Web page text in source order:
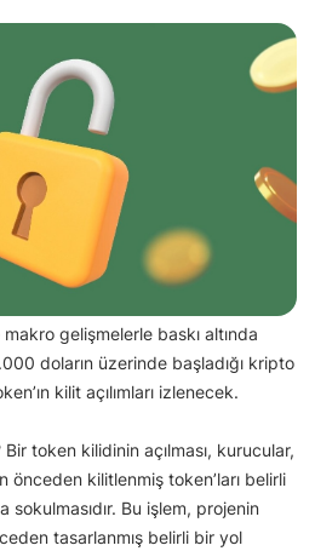
makro gelişmelerle baskı altında
doların üzerinde başladığı kripto
kilit açılımları izlenecek.
Bir token kilidinin açılması, kurucular,
önceden kilitlenmiş token’ları belirli
sokulmasıdır. Bu işlem, projenin
tasarlanmış belirli bir yol